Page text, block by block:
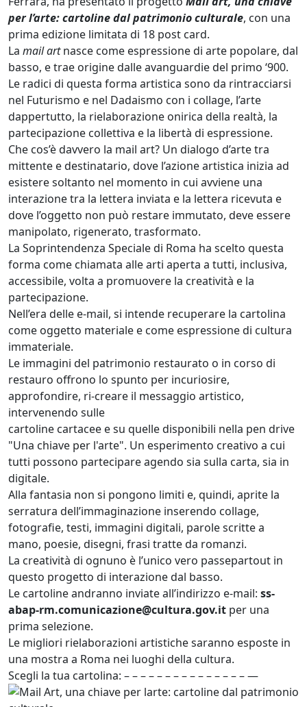
per l’arte: cartoline dal patrimonio culturale, con una
prima edizione limitata di 18 post card.
La mail artnasce come espressione di arte popolare, dal
basso, e trae origine dalle avanguardie del primo ‘900.
Le radici di questa forma artistica sono da rintracciarsi
nel Futurismo e nel Dadaismo con i collage, l’arte
dappertutto, la rielaborazione onirica della realtà, la
partecipazione collettiva e la libertà di espressione.
Che cos’è davvero la mail art? Un dialogo d’arte tra
mittente e destinatario, dove l’azione artistica inizia ad
esistere soltanto nel momento in cui avviene una
interazione tra la lettera inviata e la lettera ricevuta e
dove l’oggetto non può restare immutato, deve essere
manipolato, rigenerato, trasformato.
La Soprintendenza Speciale di Roma ha scelto questa
forma come chiamata alle arti aperta a tutti, inclusiva,
accessibile, volta a promuovere la creatività e la
partecipazione.
Nell’era delle e-mail, si intende recuperare la cartolina
come oggetto materiale e come espressione di cultura
immateriale.
Le immagini del patrimonio restaurato o in corso di
restauro offrono lo spunto per incuriosire,
approfondire, ri-creare il messaggio artistico,
intervenendo sulle
cartoline cartacee e su quelle disponibili nella pen drive
"Una chiave per l'arte". Un esperimento creativo a cui
tutti possono partecipare agendo sia sulla carta, sia in
digitale.
Alla fantasia non si pongono limiti e, quindi, aprite la
serratura dell’immaginazione inserendo collage,
fotografie, testi, immagini digitali, parole scritte a
mano, poesie, disegni, frasi tratte da romanzi.
La creatività di ognuno è l’unico vero passepartout in
questo progetto di interazione dal basso.
Le cartoline andranno inviate all’indirizzo e-mail: ss-
abap-rm.comunicazione@cultura.gov.it per una
prima selezione.
Le migliori rielaborazioni artistiche saranno esposte in
una mostra a Roma nei luoghi della cultura.
Scegli la tua cartolina: – – – – – – – – – – – – – – – —